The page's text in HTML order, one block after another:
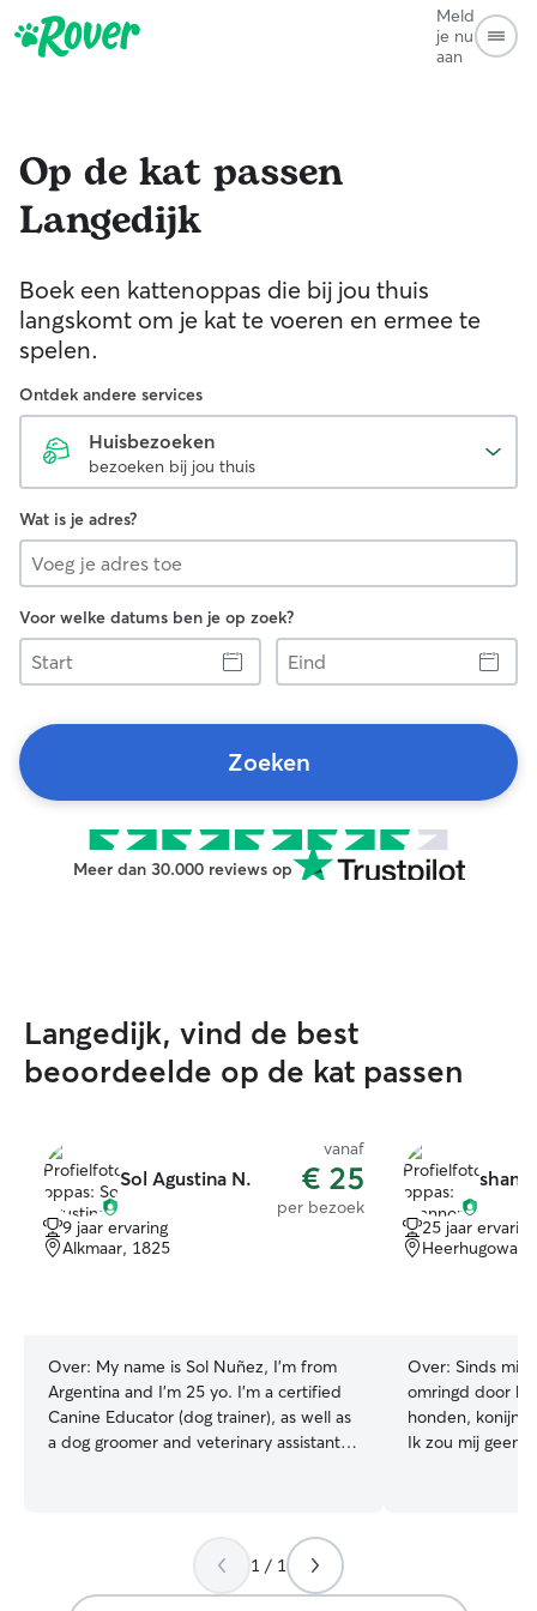
Meld
je nu
aan
Op de kat passen
Langedijk
Boek een kattenoppas die bij jou thuis
langskomt om je kat te voeren en ermee te
spelen.
Ontdek andere services
Huisbezoeken
bezoeken bij jou thuis
Wat is je adres?
Voor welke datums ben je op zoek?
Start
Eind
Zoeken
Meer dan 30.000 reviews op
Langedijk, vind de best
beoordeelde op de kat passen
Sol Agustina N.
vanaf
€ 25
per bezoek
9 jaar ervaring
Alkmaar, 1825
Over: My name is Sol Nuñez, I’m from
Argentina and I’m 25 yo. I’m a certified
Canine Educator (dog trainer), as well as
a dog groomer and veterinary assistant,
with dogs, so I know exactly how to take
care of them. I work with dogs through
an emotional-based approach, and I do
25 jaar ervaring
Over: Sinds
omringd door
honden,
Ik zou mij geen
dag met onze
1 / 1